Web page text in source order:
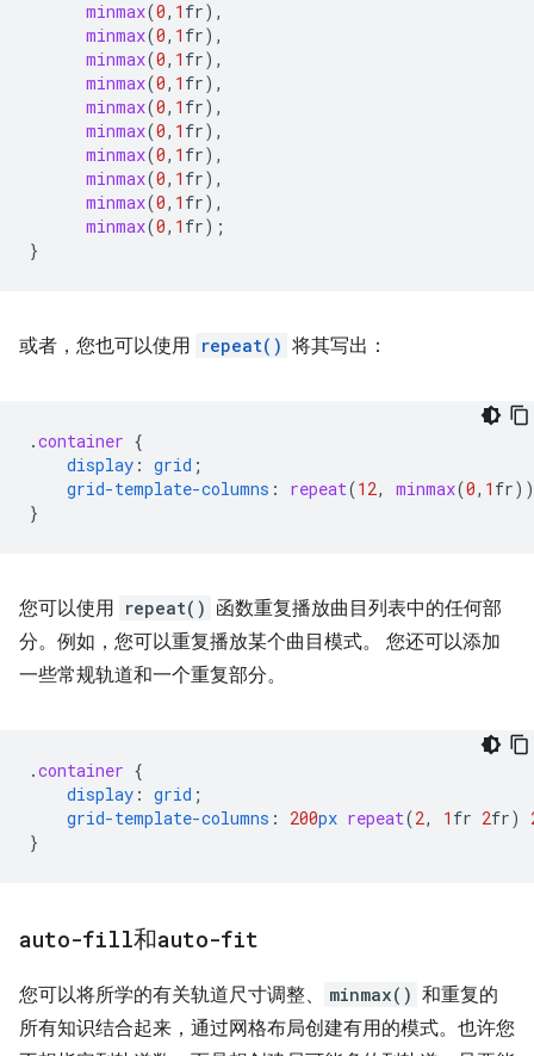
minmax(0, 1 fr),
minmax(0, 1 fr),
minmax(0, 1 fr),
minmax(0, 1 fr),
minmax(0, 1 fr),
minmax(0, 1 fr),
minmax(0, 1 fr),
minmax(0, 1 fr),
minmax(0, 1 fr),
minmax(0, 1 fr);
}
或者，您也可以使用 repeat() 将其写出：
.container {
display : grid ;
grid-template-columns : repeat(12, minmax(0, 1 fr
}
您可以使用 repeat() 函数重复播放曲目列表中的任何部
分。例如，您可以重复播放某个曲目模式。 您还可以添加
一些常规轨道和一个重复部分。
.container {
display : grid ;
grid-template-columns : 200px repeat(2, 1 fr 2fr)
}
auto-fill和auto-fit
您可以将所学的有关轨道尺寸调整、 minmax() 和重复的
所有知识结合起来，通过网格布局创建有用的模式。也许您